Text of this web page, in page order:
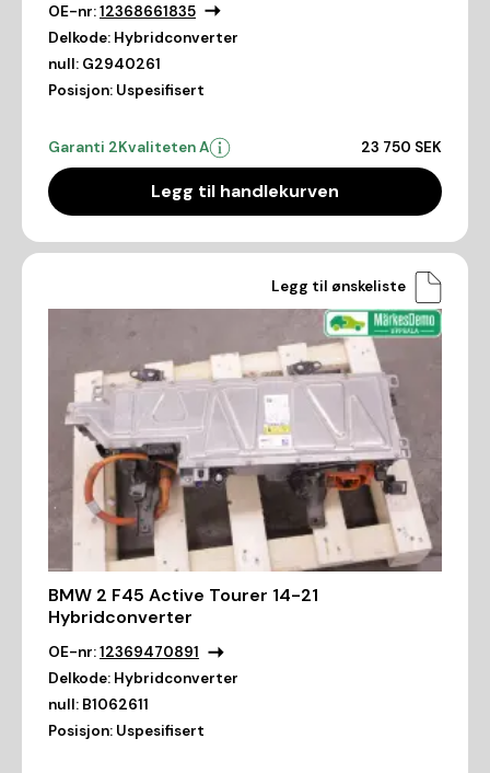
OE-nr:12368661835
Delkode: Hybridconverter
null: G2940261
Posisjon: Uspesifisert
Garanti 2Kvaliteten A 23 750 SEK
Legg til handlekurven
Legg til ønskeliste
BMW 2 F45 Active Tourer 14-21
Hybridconverter
OE-nr:12369470891
Delkode: Hybridconverter
null: B1062611
Posisjon: Uspesifisert